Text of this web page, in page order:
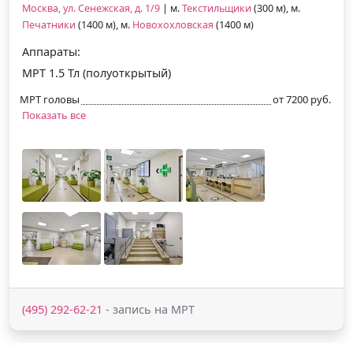
Москва, ул. Сенежская, д. 1/9 | м.Текстильщики (300 м), м.
Печатники (1400 м), м. Новохохловская (1400 м)
Аппараты:
МРТ 1.5 Тл (полуоткрытый)
МРТ головы
от 7200 руб.
Показать все
(495) 292-62-21 - запись на МРТ